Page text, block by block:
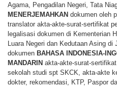
Agama, Pengadilan Negeri, Tata
MENERJEMAHKAN dokumen oleh
translator akta-akte-surat-sertifikat
legalisasi dokumen di Kementerian
Luara Negeri dan Kedutaan Asing di
dokumen BAHASA INDONESIA-
MANDARIN akta-akte-surat-
sekolah studi spt SKCK, akta-akte
dokter, rekomendasi, KTP, Paspor